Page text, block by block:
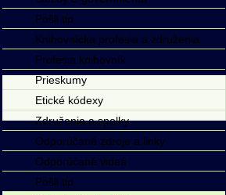
Pošli tip
Knihovnícka profesia a združenia
Profesia knihovník
Prieskumy
Etické kódexy
Združenia a spolky
Odporúčané zdroje a linky
Odporúčané videá
Pošli tip